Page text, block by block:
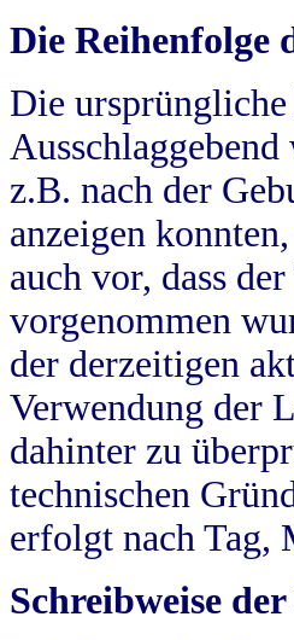
Die Reihenfolge
Die
z.B. nach der
anzeigen
auch vor, dass
vorgenommen
der derzeitigen
Verwendung der
dahinter zu
technischen
erfolgt nach Tag,
Schreibweise